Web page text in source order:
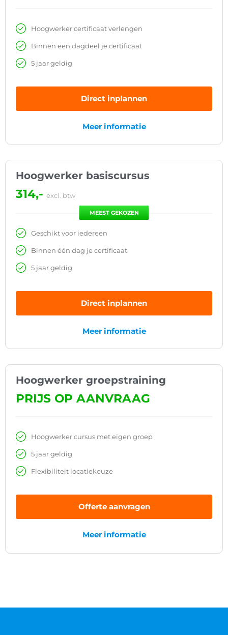
Hoogwerker certificaat verlengen
Binnen een dagdeel je certificaat
5 jaar geldig
Direct inplannen
Meer informatie
Hoogwerker basiscursus
314,- excl. btw
MEEST GEKOZEN
Geschikt voor iedereen
Binnen één dag je certificaat
5 jaar geldig
Direct inplannen
Meer informatie
Hoogwerker groepstraining
PRIJS OP AANVRAAG
Hoogwerker cursus met eigen groep
5 jaar geldig
Flexibiliteit locatiekeuze
Offerte aanvragen
Meer informatie